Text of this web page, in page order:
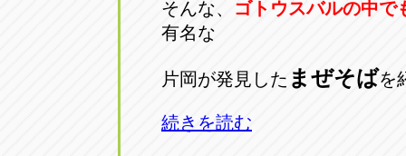
そんな、 ゴトウスバルの中で
有名な
片岡が発見した まぜそばを
続きを読む